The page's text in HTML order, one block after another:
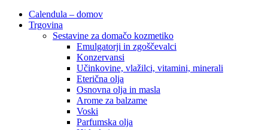
Calendula – domov
Trgovina
Sestavine za domačo kozmetiko
Emulgatorji in zgoščevalci
Konzervansi
Učinkovine, vlažilci, vitamini, minerali
Eterična olja
Osnovna olja in masla
Arome za balzame
Voski
Parfumska olja